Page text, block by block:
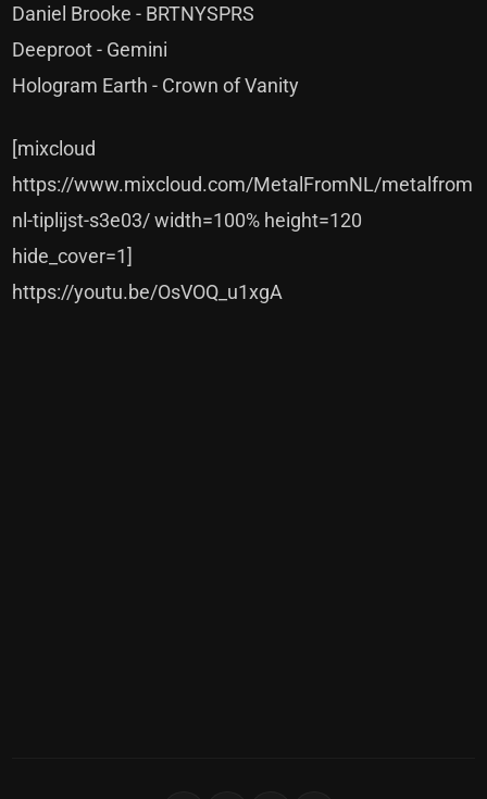
Daniel Brooke - BRTNYSPRS
Deeproot - Gemini
Hologram Earth - Crown of Vanity
[mixcloud
https://www.mixcloud.com/MetalFromNL/metalfrom
nl-tiplijst-s3e03/ width=100% height=120
hide_cover=1]
https://youtu.be/OsVOQ_u1xgA